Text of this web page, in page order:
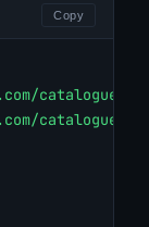
Copy
catalogue/
catalogue/